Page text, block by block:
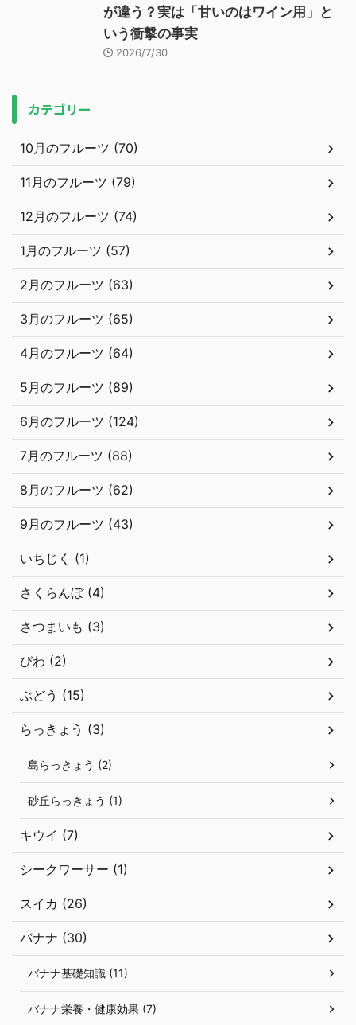
が違う？実は「甘いのはワイン用」と
いう衝撃の事実
2026/7/30
カテゴリー
10月のフルーツ (70)
11月のフルーツ (79)
12月のフルーツ (74)
1月のフルーツ (57)
2月のフルーツ (63)
3月のフルーツ (65)
4月のフルーツ (64)
5月のフルーツ (89)
6月のフルーツ (124)
7月のフルーツ (88)
8月のフルーツ (62)
9月のフルーツ (43)
いちじく (1)
さくらんぼ (4)
さつまいも (3)
びわ (2)
ぶどう (15)
らっきょう (3)
島らっきょう (2)
砂丘らっきょう (1)
キウイ (7)
シークワーサー (1)
スイカ (26)
バナナ (30)
バナナ基礎知識 (11)
バナナ栄養・健康効果 (7)